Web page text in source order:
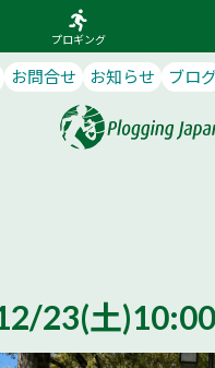
プロギング
お問合せ お知らせ ブロ
23(土